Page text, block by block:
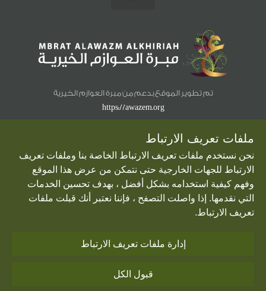
تم تطوير الموقع بدعم من مبرة العوازم الخيرية
https://awazem.org
Developed BySmartech
الأحكام والشروط
سياسة الخصوصية
ملفات تعريف الارتباط
نحن نستخدم ملفات تعريف الارتباط الخاصة بنا وملفات تعريف
الارتباط للجهات الخارجية حتى نتمكن من عرض هذا الموقع
وفهم كيفية استخدامه بشكل أفضل ، بهدف تحسين الخدمات
التي نقدمها. إذا واصلت التصفح ، فإننا نعتبر أنك قبلت ملفات
تعريف الارتباط.
إدارة ملفات تعريف الارتباط
قبول الكل